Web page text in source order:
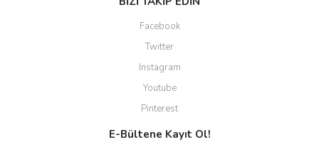
Facebook
Twitter
Instagram
Youtube
Pinterest
E-Bültene Kayıt Ol!